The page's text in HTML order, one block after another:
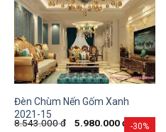
-30%
Đèn Chùm Nến Gốm Xanh
2021-15
8.543.000đ 5.980.000đ